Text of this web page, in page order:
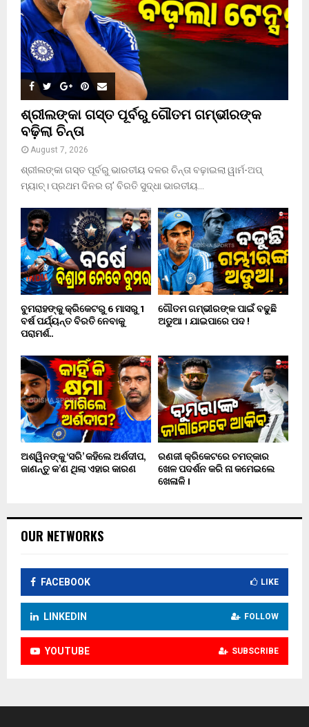
C
H
ଶ୍ରୀଲଙ୍କା ଗସ୍ତ ପୂର୍ବରୁ ଗୌତମ ଗମ୍ଭୀରଙ୍କ
ବଢ଼ିଲା ଚିନ୍ତା
August 7, 2026
ଶ୍ରୀଲଙ୍କା ଗସ୍ତ ପୂର୍ବରୁ ଭାରତୀୟ ଦଳର ଚିନ୍ତା ବଢ଼ାଇଲା ୱାର୍ମ-ଅପ୍
ମ୍ୟାଚ୍। ପ୍ରଥମ ଦିନର ଚା’ ବିରତି ସୁଦ୍ଧା ଭାରତୀୟ...
ବୁମରାହଙ୍କୁ କ୍ରିକେଟରୁ 6 ମାସରୁ 1
ବର୍ଷ ପର୍ଯ୍ୟନ୍ତ ବିରତି ନେବାକୁ
ପରାମର୍ଶ..
ଗୌତମ ଗମ୍ଭୀରଙ୍କ ପାଇଁ ବଢୁଛି
ଅଡୁଆ । ଯାଇପାରେ ପଦ !
ଅଶ୍ୱିନଙ୍କୁ ‘ସରି’ କହିଲେ ଅର୍ଶଦୀପ,
ଜାଣନ୍ତୁ କ’ଣ ଥିଲା ଏହାର କାରଣ
ରଣଜୀ କ୍ରିକେଟରେ ଚମତ୍କାର
ଖେଳ ପଦର୍ଶନ କରି ନା କମେଇଲେ
ଖେଳାଳି ।
OUR NETWORKS
FACEBOOK LIKE
LINKEDIN FOLLOW
YOUTUBE SUBSCRIBE